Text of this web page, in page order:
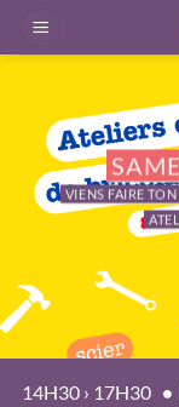
VIENS FAIRE
14H30 › 17H30